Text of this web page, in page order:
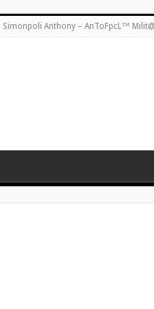
Simonpoli Anthony – AnToFpcL™